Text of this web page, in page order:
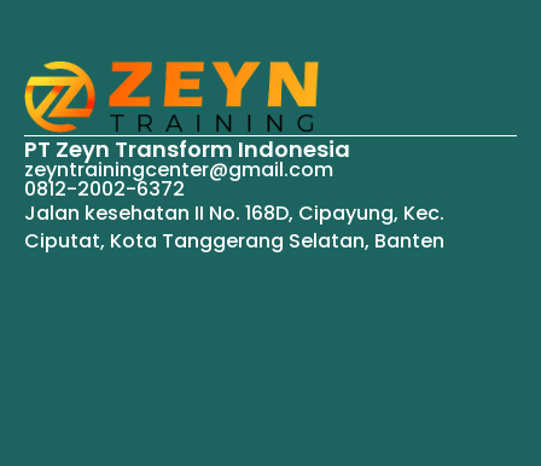
PT Zeyn Transform Indonesia
zeyntrainingcenter@gmail.com
0812-2002-6372
Jalan kesehatan II No. 168D, Cipayung, Kec.
Ciputat, Kota Tanggerang Selatan, Banten